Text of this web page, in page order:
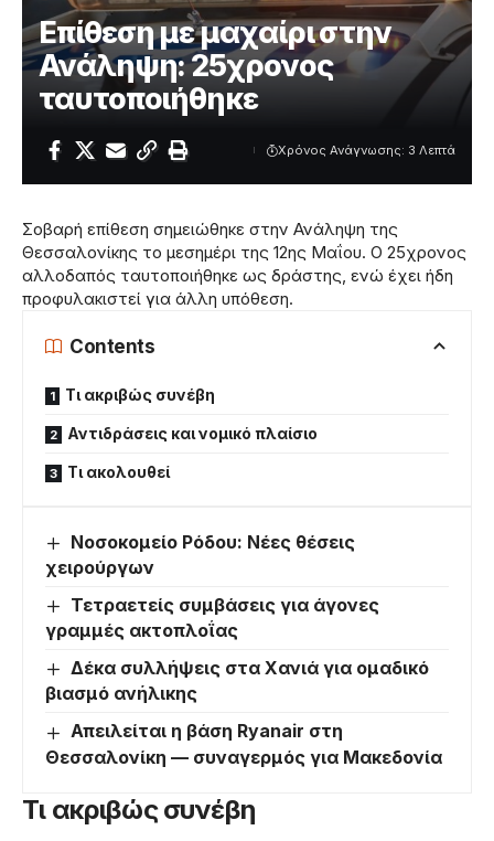
Επίθεση με μαχαίρι στην
Ανάληψη: 25χρονος
ταυτοποιήθηκε
Χρόνος Ανάγνωσης: 3 Λεπτά
Σοβαρή επίθεση σημειώθηκε στην Ανάληψη της
Θεσσαλονίκης το μεσημέρι της 12ης Μαΐου. Ο 25χρονος
αλλοδαπός ταυτοποιήθηκε ως δράστης, ενώ έχει ήδη
προφυλακιστεί για άλλη υπόθεση.
Contents
Τι ακριβώς συνέβη
Αντιδράσεις και νομικό πλαίσιο
Τι ακολουθεί
Νοσοκομείο Ρόδου: Νέες θέσεις
χειρούργων
Τετραετείς συμβάσεις για άγονες
γραμμές ακτοπλοΐας
Δέκα συλλήψεις στα Χανιά για ομαδικό
βιασμό ανήλικης
Απειλείται η βάση Ryanair στη
Θεσσαλονίκη — συναγερμός για Μακεδονία
Τι ακριβώς συνέβη